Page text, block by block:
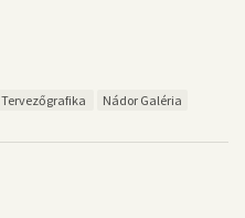
Tervezőgrafika Nádor Galéria